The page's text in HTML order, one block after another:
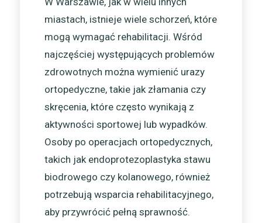
miastach, istnieje wiele schorzeń, które
mogą wymagać rehabilitacji. Wśród
najczęściej występujących problemów
zdrowotnych można wymienić urazy
ortopedyczne, takie jak złamania czy
skręcenia, które często wynikają z
aktywności sportowej lub wypadków.
Osoby po operacjach ortopedycznych,
takich jak endoprotezoplastyka stawu
biodrowego czy kolanowego, również
potrzebują wsparcia rehabilitacyjnego,
aby przywrócić pełną sprawność.